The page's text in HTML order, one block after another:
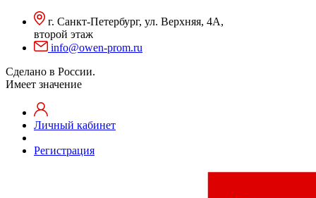
г. Санкт-Петербург, ул. Верхняя, 4А,
второй этаж
info@owen-prom.ru
Сделано в России.
Имеет значение
Личный кабинет
Регистрация